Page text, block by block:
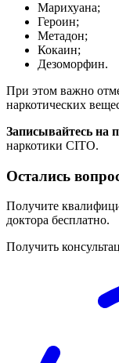
Марихуана;
Героин;
Метадон;
Кокаин;
Дезоморфин.
При этом важно
наркотических
Записывайтесь на
наркотики CITO.
Остались
Получите
доктора бесплатно.
Получить